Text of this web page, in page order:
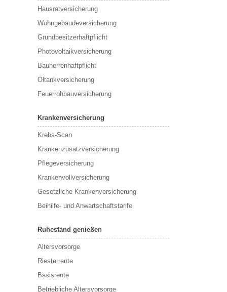
Hausratversicherung
Wohngebäudeversicherung
Grundbesitzerhaftpflicht
Photovoltaikversicherung
Bauherrenhaftpflicht
Öltankversicherung
Feuerrohbauversicherung
Krankenversicherung
Krebs-Scan
Krankenzusatzversicherung
Pflegeversicherung
Krankenvollversicherung
Gesetzliche Krankenversicherung
Beihilfe- und Anwartschaftstarife
Ruhestand genießen
Altersvorsorge
Riesterrente
Basisrente
Betriebliche Altersvorsorge